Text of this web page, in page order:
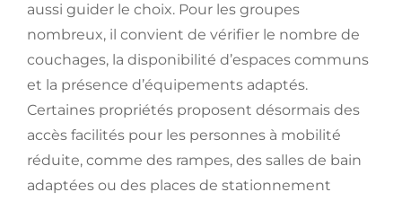
aussi guider le choix. Pour les groupes
nombreux, il convient de vérifier le nombre de
couchages, la disponibilité d’espaces communs
et la présence d’équipements adaptés.
Certaines propriétés proposent désormais des
accès facilités pour les personnes à mobilité
réduite, comme des rampes, des salles de bain
adaptées ou des places de stationnement